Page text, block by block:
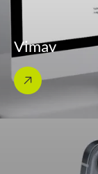
Vimav